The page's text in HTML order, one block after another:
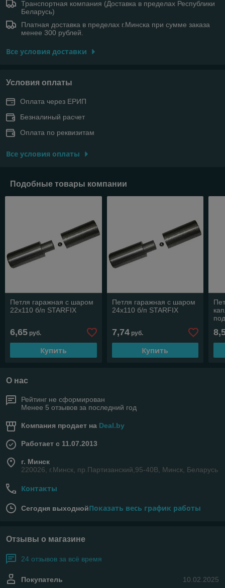
Транспортная компания (Доставка в пределах Республики
Беларусь)
Платная доставка в пределах г.Минска при сумме заказа
менее 300 рублей.
Все условия доставки
Условия оплаты
Оплата через ЕРИП
Безналиный расчет
Оплата по реквизитам
Все условия оплаты
Подобные товары компании
Петля гаражная с шаром
22х110 б/п STARFIX
6,65 руб.
Купить
Петля гаражная с шаром
24х110 б/п STARFIX
7,74руб.
Купить
О нас
Рейтинг не сформирован
Менее 5 отзывов за последний год
Компания продает на Deal.by
Работает с 11.07.2013
г. Минск
220026, г.Минск, пр.Партизанский,95-40В, Минск, Беларусь
Контакты
Сегодня выходнойПоказать весь график работы
Отзывы о магазине
24 отзывов за всё время
10.02.2025
Покупатель